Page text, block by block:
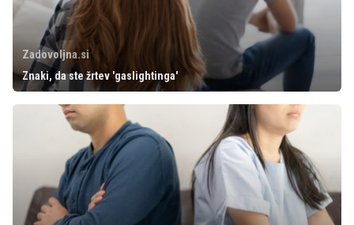
Zadovoljna.si
Znaki, da ste žrtev 'gaslightinga'